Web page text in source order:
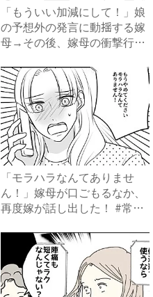
「もういい加減にして！」娘
の予想外の発言に動揺する嫁
母→その後、嫁母の衝撃行動
「モラハラなんてありませ
ん！」嫁母が口ごもるなか、
再度嫁が話し出した！ #常識